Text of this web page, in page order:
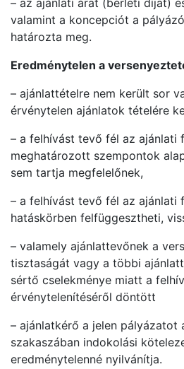
valamint a koncepciót a
határozta meg.
Eredménytelen a
– ajánlattételre nem került sor
érvénytelen ajánlatok tételére
– a felhívást tevő fél az ajánlati
meghatározott szempontok
sem tartja megfelelőnek,
– a felhívást tevő fél az ajánlati
hatáskörben felfüggesztheti,
– valamely ajánlattevőnek a
tisztaságát vagy a többi
sértő cselekménye miatt a
érvénytelenítéséről döntött
– ajánlatkérő a jelen pályázatot
szakaszában indokolási
eredménytelenné nyilvánítja.